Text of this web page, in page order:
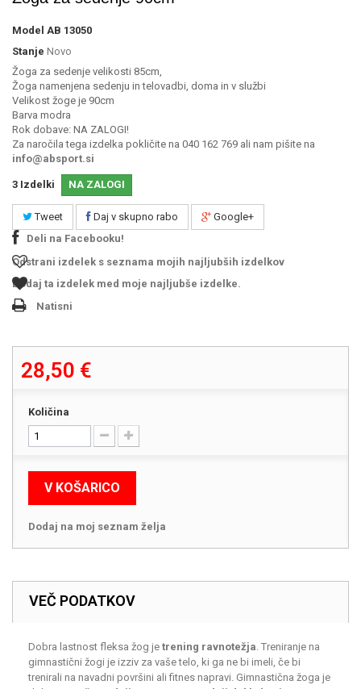
Model AB 13050
Stanje Novo
Žoga za sedenje velikosti 85cm,
Žoga namenjena sedenju in telovadbi, doma in v službi
Velikost žoge je 90cm
Barva modra
Rok dobave: NA ZALOGI!
Za naročila tega izdelka pokličite na 040 162 769 ali nam pišite na
info@absport.si
3 Izdelki NA ZALOGI
Tweet Daj v skupno rabo
Google+
Deli na Facebooku!
Odstrani izdelek s seznama mojih najljubših izdelkov
Dodaj ta izdelek med moje najljubše izdelke.
Natisni
28,50 €
Količina
V KOŠARICO
Dodaj na moj seznam želja
VEČ PODATKOV
Dobra lastnost fleksa žog je trening ravnotežja. Treniranje na
gimnastični žogi je izziv za vaše telo, ki ga ne bi imeli, če bi
trenirali na navadni površini ali fitnes napravi. Gimnastična žoga je